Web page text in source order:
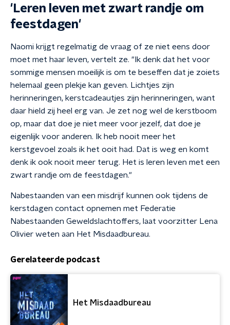
'Leren leven met zwart randje om
feestdagen'
Naomi krijgt regelmatig de vraag of ze niet eens door
moet met haar leven, vertelt ze. "Ik denk dat het voor
sommige mensen moeilijk is om te beseffen dat je zoiets
helemaal geen plekje kan geven. Lichtjes zijn
herinneringen, kerstcadeautjes zijn herinneringen, want
daar hield zij heel erg van. Je zet nog wel de kerstboom
op, maar dat doe je niet meer voor jezelf, dat doe je
eigenlijk voor anderen. Ik heb nooit meer het
kerstgevoel zoals ik het ooit had. Dat is weg en komt
denk ik ook nooit meer terug. Het is leren leven met een
zwart randje om de feestdagen."
Nabestaanden van een misdrijf kunnen ook tijdens de
kerstdagen contact opnemen met Federatie
Nabestaanden Geweldslachtoffers, laat voorzitter Lena
Olivier weten aan Het Misdaadbureau.
Gerelateerde podcast
Het Misdaadbureau